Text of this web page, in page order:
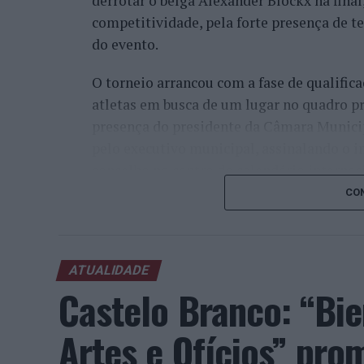
competitividade, pela forte presença de
do evento.
O torneio arrancou com a fase de
atletas em busca de um lugar no quadro
concelho no centro do calendário
Apesar das desistências de última hora
pelo italiano Luciano Darderi, pelo
Um dos momentos mais aguardados da
Wawrinka ao Estoril, integrado na
torneios do Grand Slam.
ATUALIDADE
Castelo Branco:
Artes e Ofícios”